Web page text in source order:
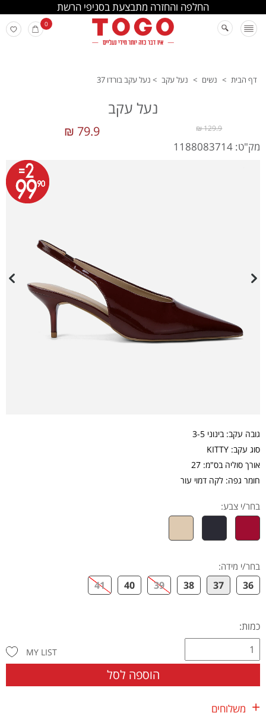
החלפה והחזרה מתבצעת בסניפי הרשת
0
דף הבית > נשים > נעל עקב > נעל עקב בורדו 37
נעל עקב
79.9 ₪ 129.9 ₪
מק"ט: 1188083714
גובה עקב: בינוני 3-5
סוג עקב: KITTY
אורך סוליה בס"מ: 27
חומר גפה: לקה דמוי עור
בחר/י צבע:
בחר/י מידה:
36
37
38
39
40
41
כמות:
הוספה לסל
MY LIST
משלוחים